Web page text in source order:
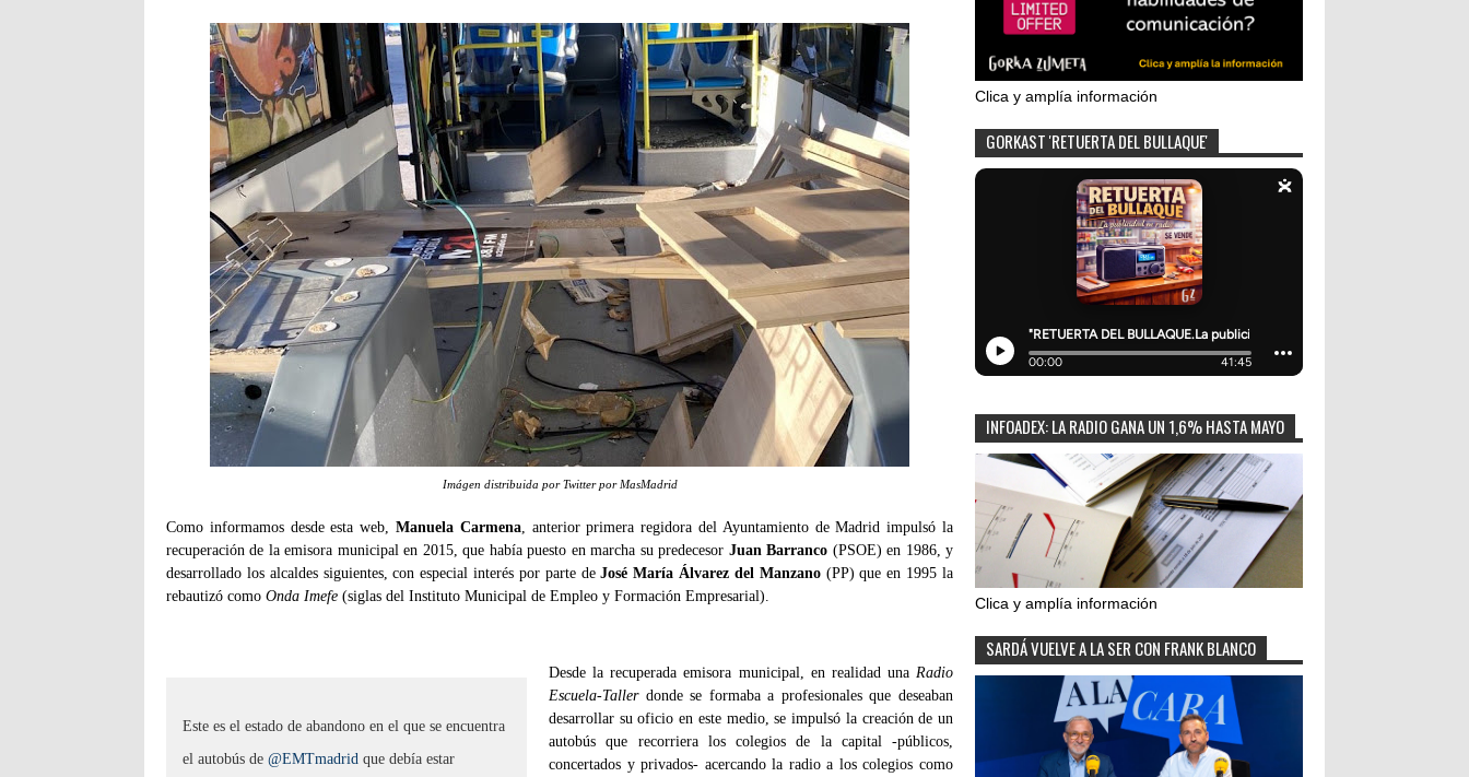
Imágen distribuida por Twitter por MasMadrid
Como informamos desde esta web, Manuela Carmena, anterior primera regidora del Ayuntamiento de Madrid impulsó la
recuperación de la emisora municipal en 2015, que había puesto en marcha su predecesor Juan Barranco (PSOE) en 1986, y
desarrollado los alcaldes siguientes, con especial interés por parte deJosé María Álvarez del Manzano(PP) que en 1995 la
rebautizó como Onda Imefe (siglas del Instituto Municipal de Empleo y Formación Empresarial).
Este es el estado de abandono en el que se encuentra
el autobús de @EMTmadrid que debía estar
Desde la recuperada emisora municipal, en realidad una Radio
Escuela-Tallerdonde se formaba a profesionales que deseaban
desarrollar su oficio en este medio, se impulsó la creación de un
autobús que recorriera los colegios de la capital -públicos,
concertados y privados- acercando la radio a los colegios como
Clica y amplía información
GORKAST 'RETUERTA DEL BULLAQUE'
INFOADEX: LA RADIO GANA UN 1,6% HASTA MAYO
Clica y amplía información
SARDÁ VUELVE A LA SER CON FRANK BLANCO